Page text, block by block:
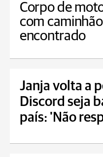
Corpo de
com
encontrado
Janja volta a
Discord seja
país: 'Não